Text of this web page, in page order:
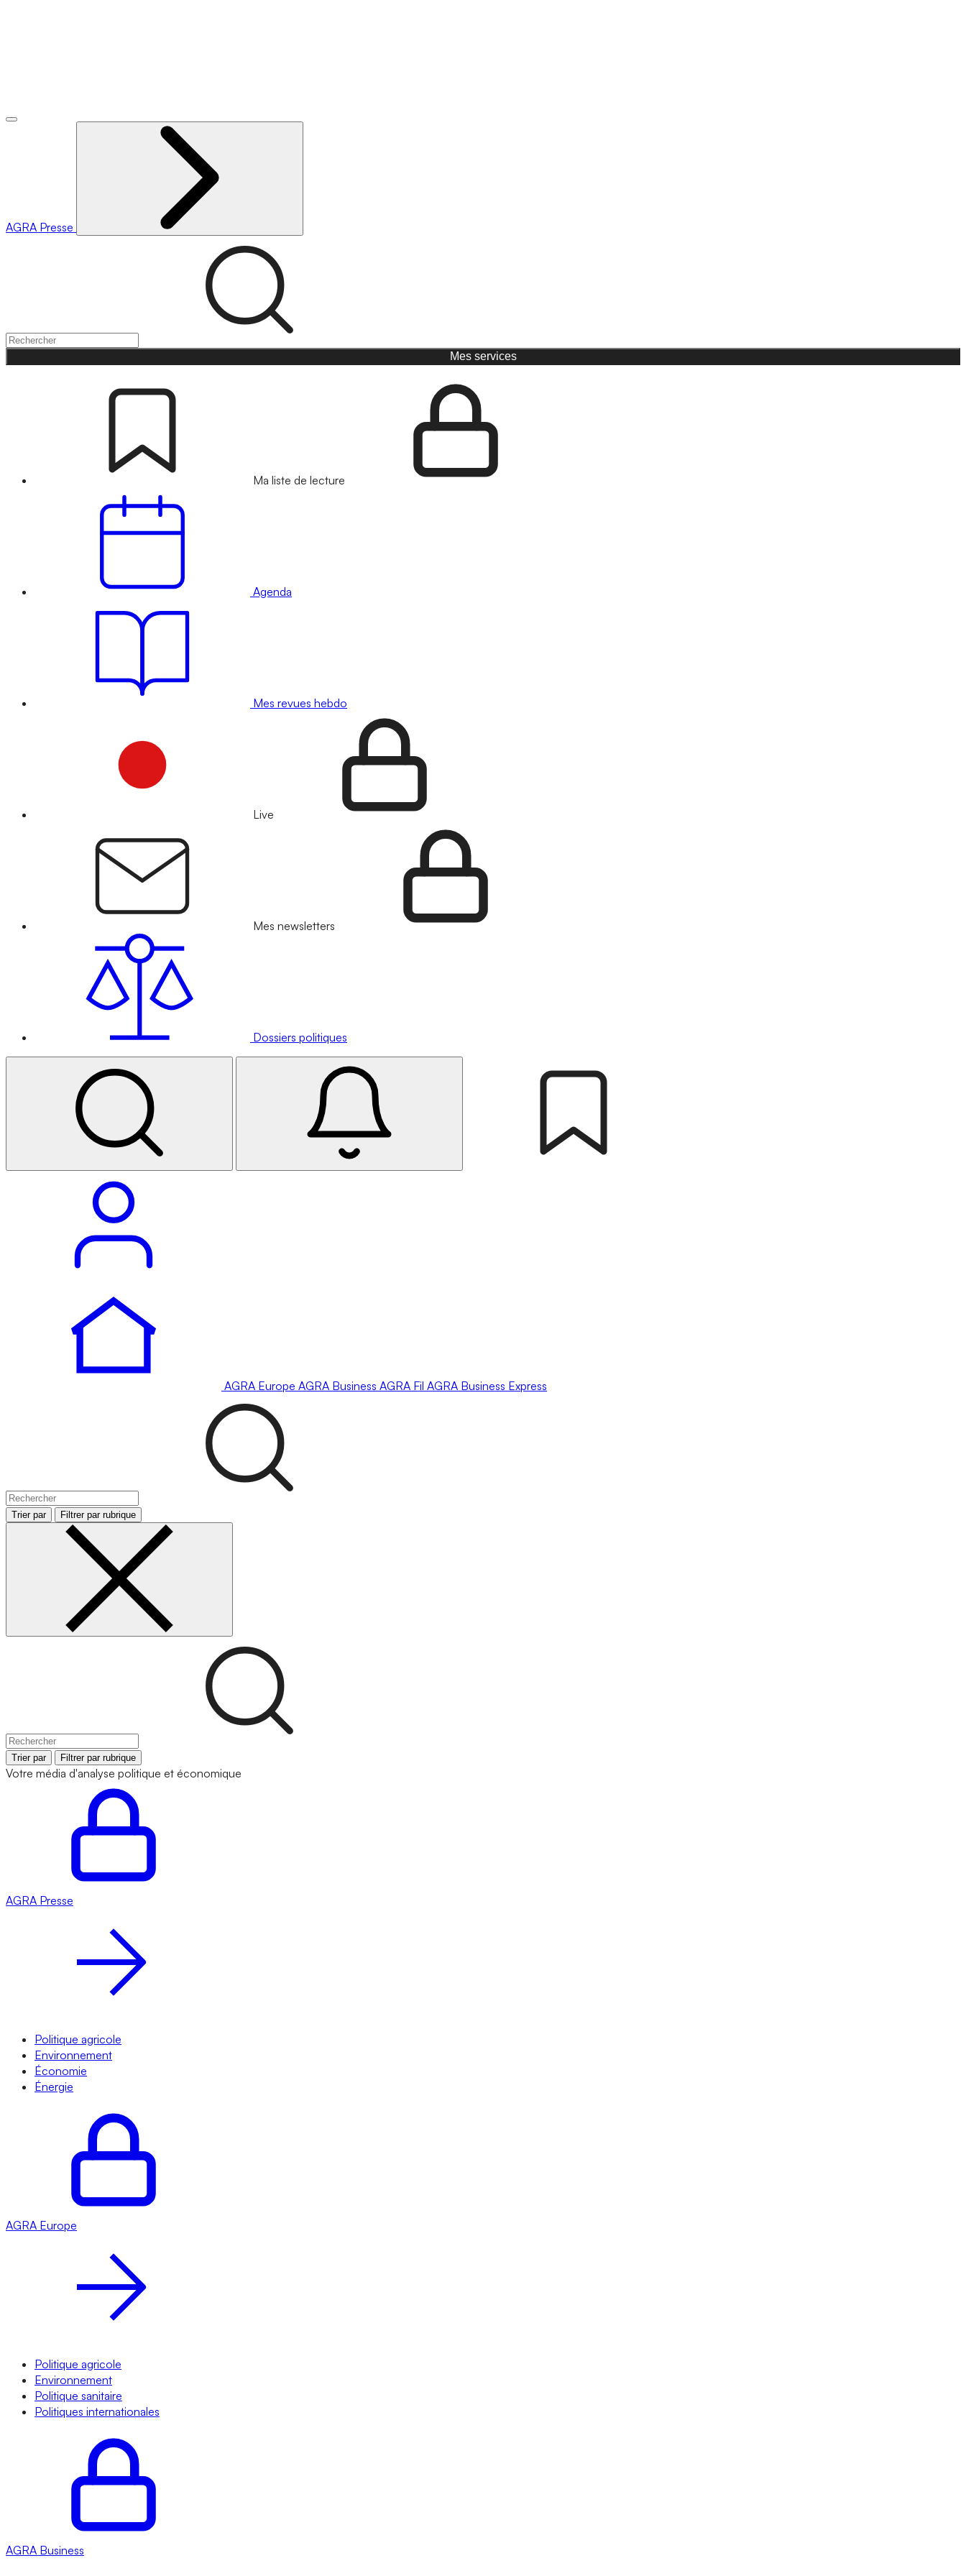
AGRA Presse
Mes services
Ma liste de lecture
Agenda
Mes revues hebdo
Live
Mes newsletters
Dossiers politiques
AGRA Europe AGRA Business AGRA Fil AGRA Business Express
Trier par Filtrer par rubrique
Trier par Filtrer par rubrique
Votre média d'analyse politique et économique
AGRA Presse
Politique agricole
Environnement
Économie
Énergie
AGRA Europe
Politique agricole
Environnement
Politique sanitaire
Politiques internationales
AGRA Business